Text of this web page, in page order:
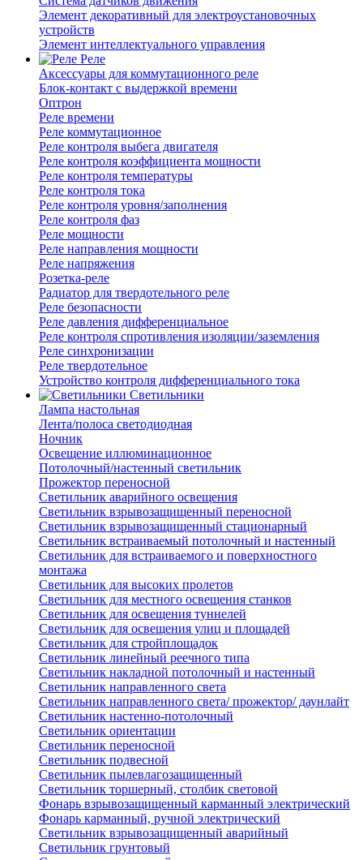
Элемент декоративный для электроустановочных
устройств
Элемент интеллектуального управления
Реле
Аксессуары для коммутационного реле
Блок-контакт с выдержкой времени
Оптрон
Реле времени
Реле коммутационное
Реле контроля выбега двигателя
Реле контроля коэффициента мощности
Реле контроля температуры
Реле контроля тока
Реле контроля уровня/заполнения
Реле контроля фаз
Реле мощности
Реле направления мощности
Реле напряжения
Розетка-реле
Радиатор для твердотельного реле
Реле безопасности
Реле давления дифференциальное
Реле контроля спротивления изоляции/заземления
Реле синхронизации
Реле твердотельное
Устройство контроля дифференциального тока
Светильники
Лампа настольная
Лента/полоса светодиодная
Ночник
Освещение иллюминационное
Потолочный/настенный светильник
Прожектор переносной
Светильник аварийного освещения
Светильник взрывозащищенный переносной
Светильник взрывозащищенный стационарный
Светильник встраиваемый потолочный и настенный
Светильник для встраиваемого и поверхностного
монтажа
Светильник для высоких пролетов
Светильник для местного освещения станков
Светильник для освещения туннелей
Светильник для освещения улиц и площадей
Светильник для стройплощадок
Светильник линейный реечного типа
Светильник накладной потолочный и настенный
Светильник направленного света
Светильник направленного света/ прожектор/ даунлайт
Светильник настенно-потолочный
Светильник ориентации
Светильник переносной
Светильник подвесной
Светильник пылевлагозащищенный
Светильник торшерный, столбик световой
Фонарь взрывозащищенный карманный электрический
Фонарь карманный, ручной электрический
Светильник взрывозащищенный аварийный
Светильник грунтовый